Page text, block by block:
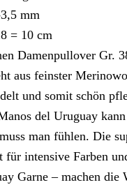
mm
= 10 cm
Damenpullover Gr.
aus feinster
und somit schön
del Uruguay
man fühlen. Die
für intensive Farben
Garne – machen die